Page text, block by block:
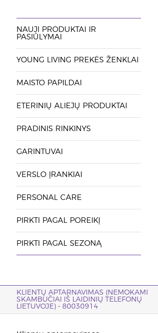
NAUJI PRODUKTAI IR
PASIŪLYMAI
YOUNG LIVING PREKĖS ŽENKLAI
MAISTO PAPILDAI
ETERINIŲ ALIEJŲ PRODUKTAI
PRADINIS RINKINYS
GARINTUVAI
VERSLO ĮRANKIAI
PERSONAL CARE
PIRKTI PAGAL POREIKĮ
PIRKTI PAGAL SEZONĄ
KLIENTŲ APTARNAVIMAS (NEMOKAMI
SKAMBUČIAI IŠ LAIDINIŲ TELEFONŲ
LIETUVOJE) - 80030914